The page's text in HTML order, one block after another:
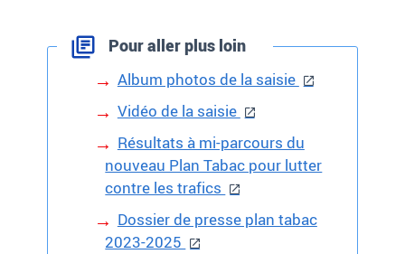
Pour aller plus loin
Album photos de la saisie
Vidéo de la saisie
Résultats à mi-parcours du
nouveau Plan Tabac pour lutter
contre les trafics
Dossier de presse plan tabac
2023-2025